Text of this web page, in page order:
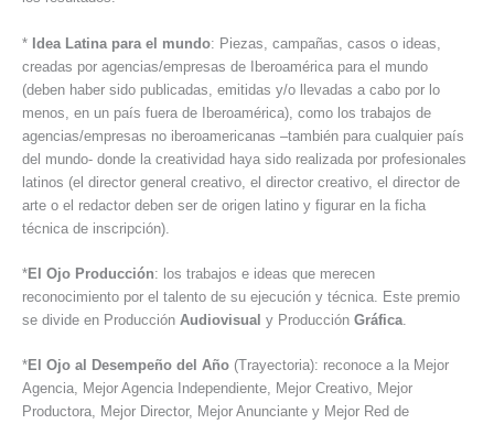
* Idea Latina para el mundo: Piezas, campañas, casos o ideas,
creadas por agencias/empresas de Iberoamérica para el mundo
(deben haber sido publicadas, emitidas y/o llevadas a cabo por lo
menos, en un país fuera de Iberoamérica), como los trabajos de
agencias/empresas no iberoamericanas –también para cualquier país
del mundo- donde la creatividad haya sido realizada por profesionales
latinos (el director general creativo, el director creativo, el director de
arte o el redactor deben ser de origen latino y figurar en la ficha
técnica de inscripción).
*El Ojo Producción: los trabajos e ideas que merecen
reconocimiento por el talento de su ejecución y técnica. Este premio
se divide en Producción Audiovisual y Producción Gráfica
*El Ojo al Desempeño del Año (Trayectoria): reconoce a la Mejor
Agencia, Mejor Agencia Independiente, Mejor Creativo, Mejor
Productora, Mejor Director, Mejor Anunciante y Mejor Red de